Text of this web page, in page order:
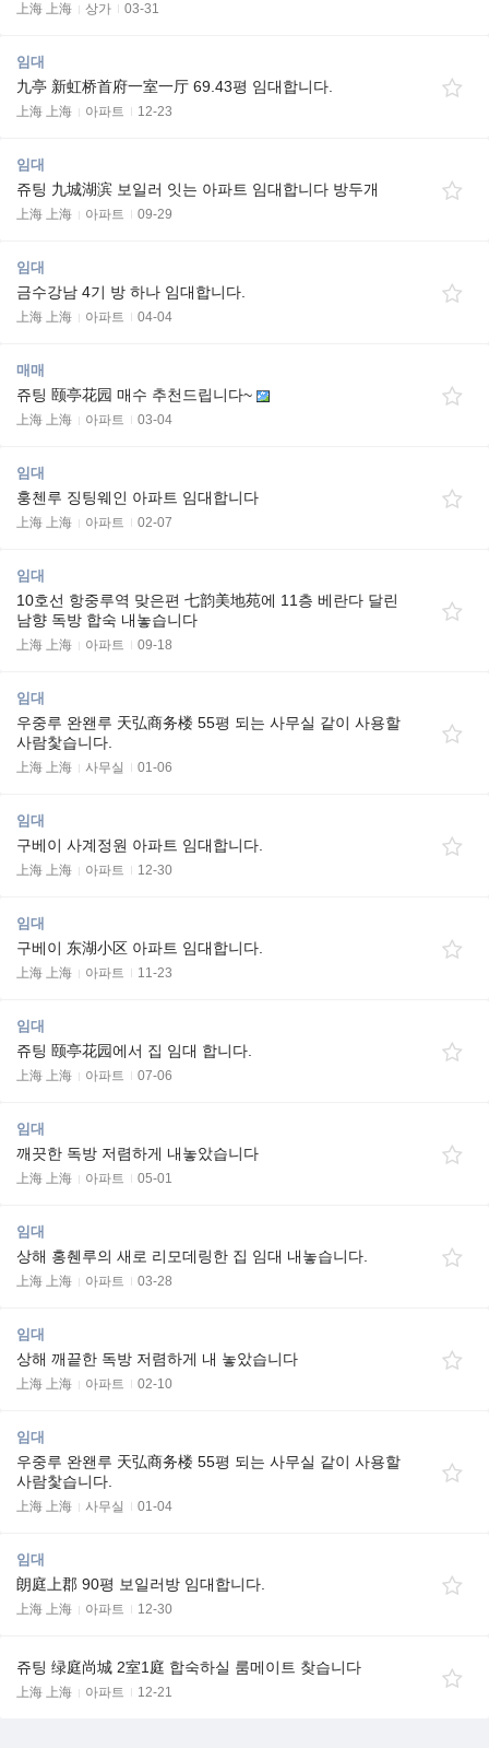
上海 上海 상가 03-31
임대
九亭 新虹桥首府一室一厅 69.43평 임대합니다.
上海 上海 아파트 12-23
임대
쥬팅 九城湖滨 보일러 잇는 아파트 임대합니다 방두개
上海 上海 아파트 09-29
임대
금수강남 4기 방 하나 임대합니다.
上海 上海 아파트 04-04
매매
쥬팅 颐亭花园 매수 추천드립니다~
上海 上海 아파트 03-04
임대
훙첸루 징팅웨인 아파트 임대합니다
上海 上海 아파트 02-07
임대
10호선 항중루역 맞은편 七韵美地苑에 11층 베란다 달린
남향 독방 합숙 내놓습니다
上海 上海 아파트 09-18
임대
우중루 완왠루 天弘商务楼 55평 되는 사무실 같이 사용할
사람찿습니다.
上海 上海 사무실 01-06
임대
구베이 사계정원 아파트 임대합니다.
上海 上海 아파트 12-30
임대
구베이 东湖小区 아파트 임대합니다.
上海 上海 아파트 11-23
임대
쥬팅 颐亭花园에서 집 임대 합니다.
上海 上海 아파트 07-06
임대
깨끗한 독방 저렴하게 내놓았습니다
上海 上海 아파트 05-01
임대
상해 홍췐루의 새로 리모데링한 집 임대 내놓습니다.
上海 上海 아파트 03-28
임대
상해 깨끝한 독방 저렴하게 내 놓았습니다
上海 上海 아파트 02-10
임대
우중루 완왠루 天弘商务楼 55평 되는 사무실 같이 사용할
사람찿습니다.
上海 上海 사무실 01-04
임대
朗庭上郡 90평 보일러방 임대합니다.
上海 上海 아파트 12-30
쥬팅 绿庭尚城 2室1庭 합숙하실 룸메이트 찾습니다
上海 上海 아파트 12-21